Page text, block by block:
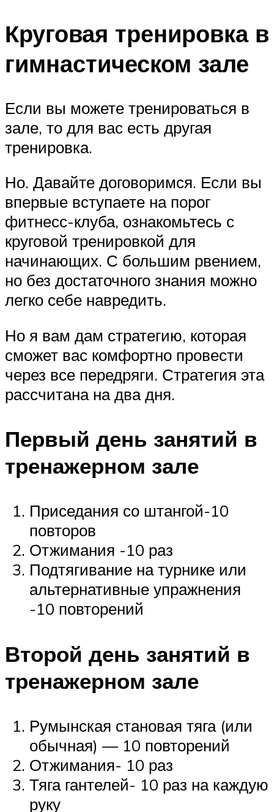
Круговая тренировка в
гимнастическом зале
Если вы можете тренироваться в
зале, то для вас есть другая
тренировка.
Но. Давайте договоримся. Если вы
впервые вступаете на порог
фитнесс-клуба, ознакомьтесь с
круговой тренировкой для
начинающих. С большим рвением,
но без достаточного знания можно
легко себе навредить.
Но я вам дам стратегию, которая
сможет вас комфортно провести
через все передряги. Стратегия эта
рассчитана на два дня.
Первый день занятий в
тренажерном зале
Приседания со штангой-10
повторов
Отжимания -10 раз
Подтягивание на турнике или
альтернативные упражнения
-10 повторений
Второй день занятий в
тренажерном зале
Румынская становая тяга (или
обычная) — 10 повторений
Отжимания- 10 раз
Тяга гантелей- 10 раз на каждую
руку